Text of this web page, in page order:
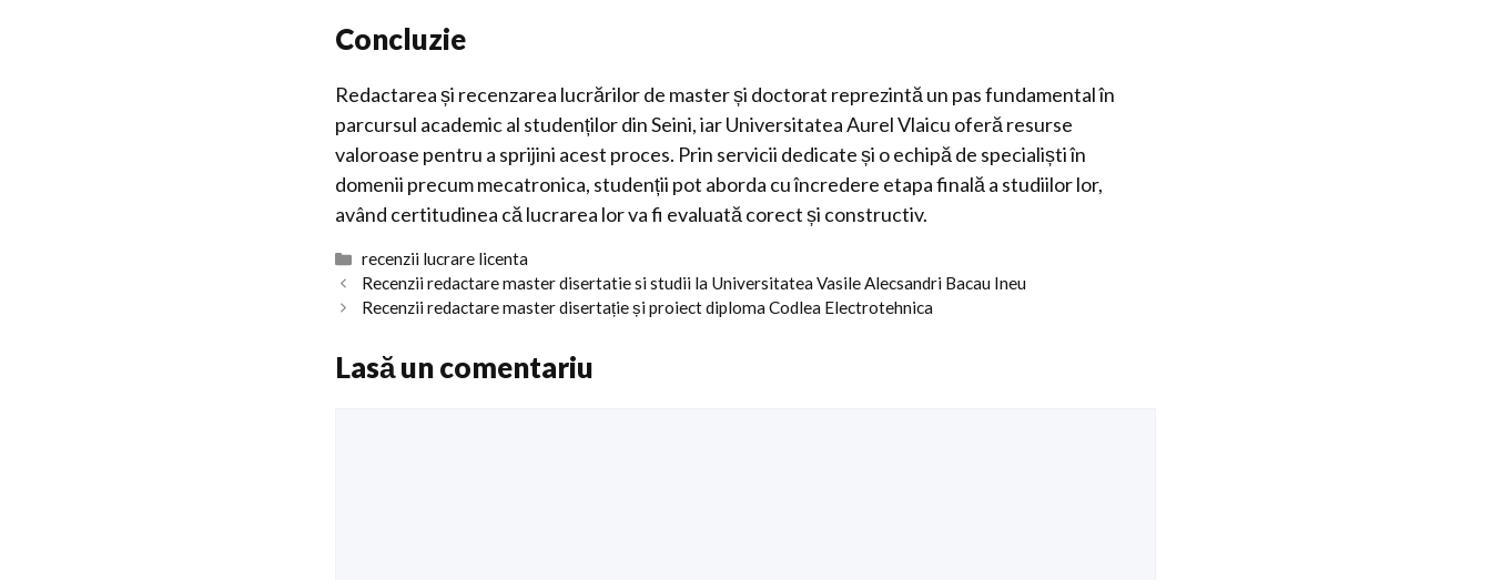
Concluzie
Redactarea și recenzarea lucrărilor de master și doctorat reprezintă un pas fundamental în
parcursul academic al studenților din Seini, iar Universitatea Aurel Vlaicu oferă resurse
valoroase pentru a sprijini acest proces. Prin servicii dedicate și o echipă de specialiști în
domenii precum mecatronica, studenții pot aborda cu încredere etapa finală a studiilor lor,
având certitudinea că lucrarea lor va fi evaluată corect și constructiv.
Categorii
recenzii lucrare licenta
Recenzii redactare master disertatie si studii la Universitatea Vasile Alecsandri Bacau Ineu
Recenzii redactare master disertație și proiect diploma Codlea Electrotehnica
Lasă un comentariu